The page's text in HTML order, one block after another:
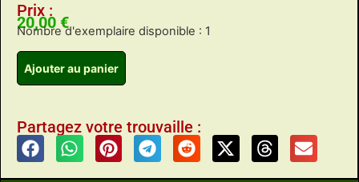
Prix :
20,00 €
Nombre d'exemplaire disponible : 1
Ajouter au panier
Partagez votre trouvaille :